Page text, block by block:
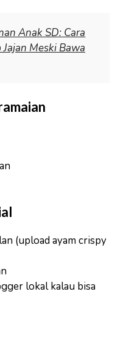
Anak SD: Cara
Meski Bawa
(upload ayam crispy
lokal kalau bisa